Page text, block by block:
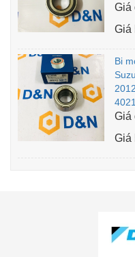
Giá
Giá
Bi
Giá
Giá